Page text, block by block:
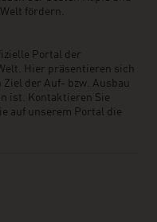
fördern.
Portal der
Hier präsentieren sich
der Auf- bzw. Ausbau
ist. Kontaktieren Sie
auf unserem Portal die